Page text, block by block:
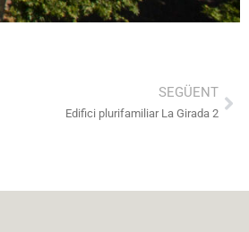
SEGÜENT
Edifici plurifamiliar La Girada 2